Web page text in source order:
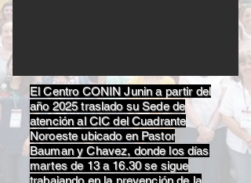
El Centro CONIN Junin a partir del
año 2025 traslado su Sede de
atención al CIC del Cuadrante
Noroeste ubicado en Pastor
Bauman y Chavez, donde los días
martes de 13 a 16.30 se sigue
trabajando en la prevención de la